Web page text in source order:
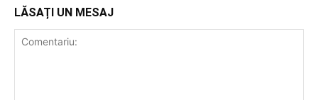
LĂSAȚI UN MESAJ